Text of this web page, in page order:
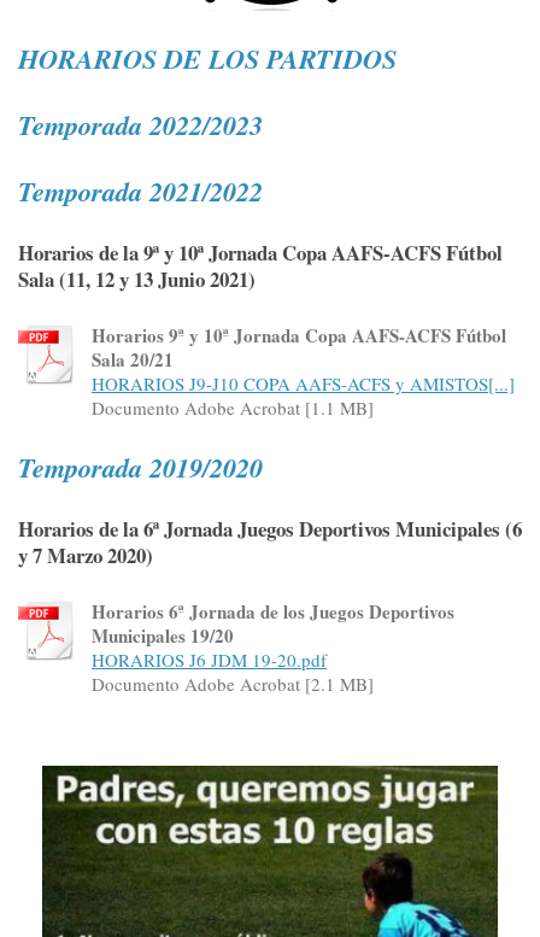
HORARIOS DE LOS PARTIDOS
Temporada 2022/2023
Temporada 2021/2022
Horarios de la 9ª y 10ª Jornada Copa AAFS-ACFS Fútbol
Sala (11, 12 y 13 Junio 2021)
Horarios 9ª y 10ª Jornada Copa AAFS-ACFS Fútbol
Sala 20/21
HORARIOS J9-J10 COPA AAFS-ACFS y AMISTOS[...]
Documento Adobe Acrobat [1.1 MB]
Temporada 2019/2020
Horarios de la 6ª Jornada Juegos Deportivos Municipales (6
y 7 Marzo 2020)
Horarios 6ª Jornada de los Juegos Deportivos
Municipales 19/20
HORARIOS J6 JDM 19-20.pdf
Documento Adobe Acrobat [2.1 MB]